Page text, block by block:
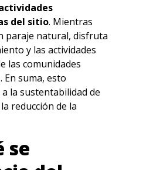
del sitio. Mientras
paraje natural, disfruta
y las actividades
las comunidades
suma, esto
la sustentabilidad de
reducción de la
se